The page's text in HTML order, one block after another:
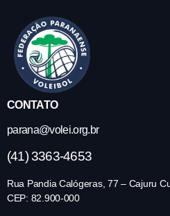
CONTATO
parana@volei.org.br
(41) 3363-4653
Rua Pandia Calógeras, 77 – Cajuru
CEP: 82.900-000